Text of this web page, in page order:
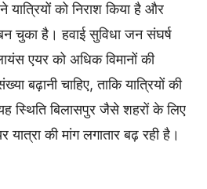
को निराश किया है और
चुका है। हवाई सुविधा जन संघर्ष
एयर को अधिक विमानों की
बढ़ानी चाहिए, ताकि यात्रियों की
स्थिति बिलासपुर जैसे शहरों के लिए
यात्रा की मांग लगातार बढ़ रही है।